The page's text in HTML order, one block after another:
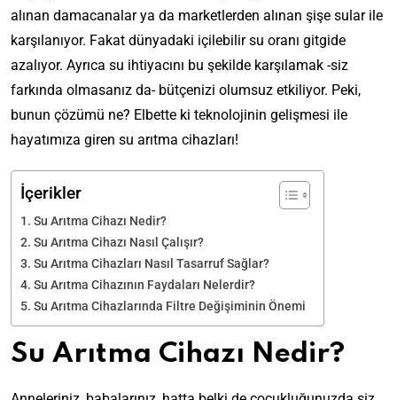
alınan damacanalar ya da marketlerden alınan şişe sular ile
karşılanıyor. Fakat dünyadaki içilebilir su oranı gitgide
azalıyor. Ayrıca su ihtiyacını bu şekilde karşılamak -siz
farkında olmasanız da- bütçenizi olumsuz etkiliyor. Peki,
bunun çözümü ne? Elbette ki teknolojinin gelişmesi ile
hayatımıza giren su arıtma cihazları!
İçerikler
Su Arıtma Cihazı Nedir?
Su Arıtma Cihazı Nasıl Çalışır?
Su Arıtma Cihazları Nasıl Tasarruf Sağlar?
Su Arıtma Cihazının Faydaları Nelerdir?
Su Arıtma Cihazlarında Filtre Değişiminin Önemi
Su Arıtma Cihazı Nedir?